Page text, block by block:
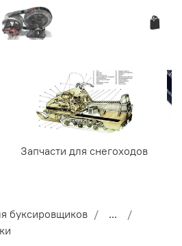
Запчасти для снегоходов
буксировщиков
...